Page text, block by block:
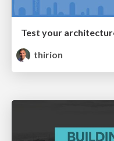
Test your
thirion